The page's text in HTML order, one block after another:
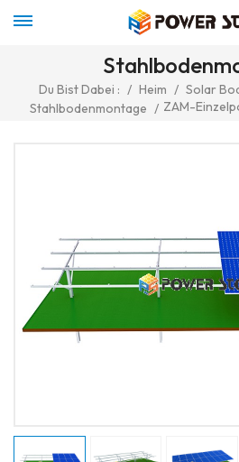
Du Bist Dabei : / Heim / Solar
Stahlbodenmontage / ZAM-